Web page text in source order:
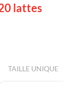
lattes
TAILLE UNIQUE